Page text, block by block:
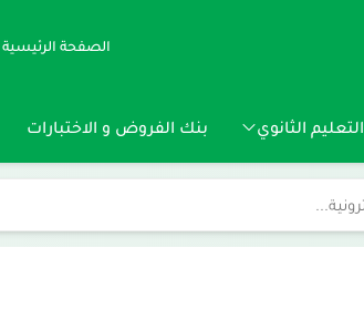
الصفحة الرئيسية
التعليم الثانوي بنك الفروض و الاختبارات